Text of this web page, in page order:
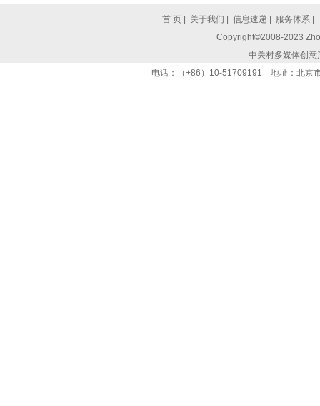
首 页 关于我们 信息速递 服务体系
Copyright©2008-2023
中关村多媒体创
电话：（+86）10-51709191 地址：北京